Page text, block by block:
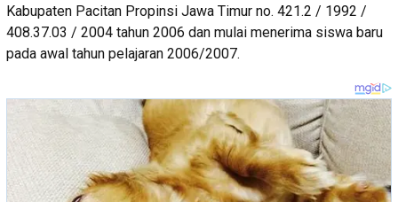
Kabupaten Pacitan Propinsi Jawa Timur no. 421.2 / 1992 /
408.37.03 / 2004 tahun 2006 dan mulai menerima siswa baru
pada awal tahun pelajaran 2006/2007.